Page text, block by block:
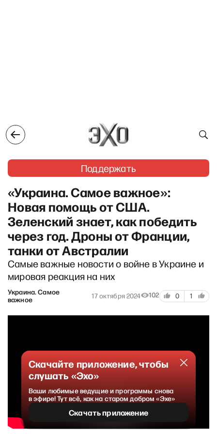
Поддержать
«Украина. Самое важное»:
Новая помощь от США.
Зеленский знает, как победить
через год. Дроны от Франции,
танки от Австралии
Самые важные новости о войне в Украине и
мировая реакция на них
Украина. Самое
важное
17 октября 2024 102 0 1
Скачайте приложение, чтобы
слушать «Эхо»
Ваши любимые ведущие и программы снова
в эфире! Тут всё, как на старом добром «Эхе»
Скачать приложение